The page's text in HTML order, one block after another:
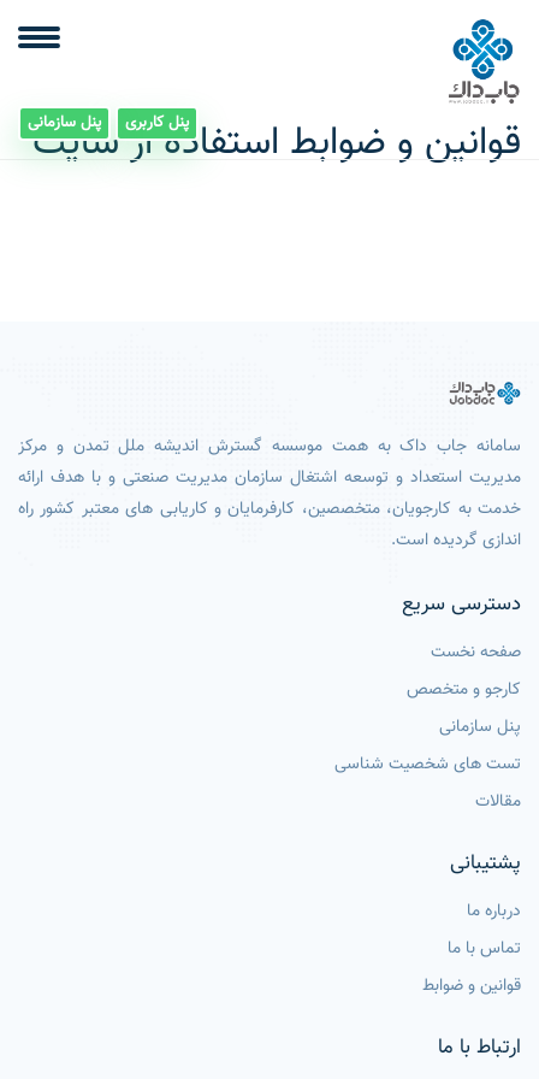
پنل کاربری پنل سازمانی
قوانین و ضوابط استفاده از سایت
سامانه جاب داک به همت موسسه گسترش اندیشه ملل تمدن و مرکز
مدیریت استعداد و توسعه اشتغال سازمان مدیریت صنعتی و با هدف ارائه
خدمت به کارجویان، متخصصین، کارفرمایان و کاریابی های معتبر کشور راه
اندازی گردیده است.
دسترسی سریع
صفحه نخست
کارجو و متخصص
پنل سازمانی
تست های شخصیت شناسی
مقالات
پشتیبانی
درباره ما
تماس با ما
قوانین و ضوابط
ارتباط با ما